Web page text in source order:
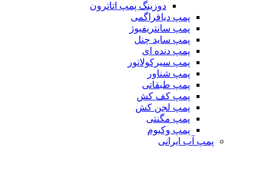
دوزینگ پمپ اتاترون
پمپ دیافراگمی
پمپ سانتریفیوژ
پمپ ساید چنل
پمپ دنده ای
پمپ سیرکولاتور
پمپ شناور
پمپ طبقاتی
پمپ کف کش
پمپ لجن کش
پمپ مگنتی
پمپ وکیوم
پمپ آب ایرانی